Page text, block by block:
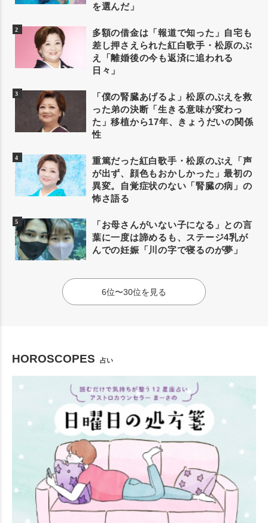
を選んだ」
多額の借金は「報道で知った」自宅も
差し押さえられた紅白歌手・松原のぶ
え「離婚後の今も返済に追われる
日々」
「僕の腎臓あげるよ」松原のぶえを救
った弟の決断「生きる意味が変わっ
た」移植から17年、きょうだいの関係
性
重篤だった紅白歌手・松原のぶえ「声
が出ず、顔色もおかしかった」最初の
異変。自覚症状のない「腎臓の病」の
怖さ語る
「お母さんがいない子になる」との言
葉に一度は諦めるも、ステージ4乳が
んでの妊娠「川の字で寝るのが夢」
6位〜30位を見る
HOROSCOPES 占い